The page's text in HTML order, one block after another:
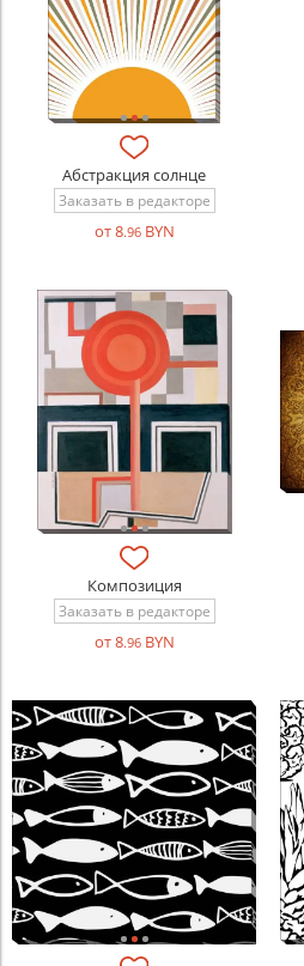
Абстракция солнце
Заказать в редакторе
от 8.96BYN
Композиция
Заказать в редакторе
от 8.96BYN